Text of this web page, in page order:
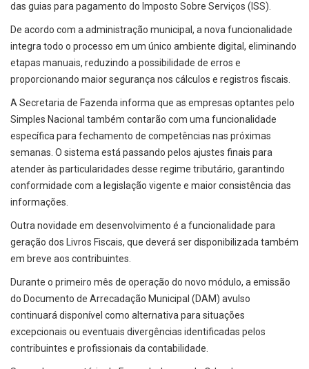
das guias para pagamento do Imposto Sobre Serviços (ISS).
De acordo com a administração municipal, a nova funcionalidade
integra todo o processo em um único ambiente digital, eliminando
etapas manuais, reduzindo a possibilidade de erros e
proporcionando maior segurança nos cálculos e registros fiscais.
A Secretaria de Fazenda informa que as empresas optantes pelo
Simples Nacional também contarão com uma funcionalidade
específica para fechamento de competências nas próximas
semanas. O sistema está passando pelos ajustes finais para
atender às particularidades desse regime tributário, garantindo
conformidade com a legislação vigente e maior consistência das
informações.
Outra novidade em desenvolvimento é a funcionalidade para
geração dos Livros Fiscais, que deverá ser disponibilizada também
em breve aos contribuintes.
Durante o primeiro mês de operação do novo módulo, a emissão
do Documento de Arrecadação Municipal (DAM) avulso
continuará disponível como alternativa para situações
excepcionais ou eventuais divergências identificadas pelos
contribuintes e profissionais da contabilidade.